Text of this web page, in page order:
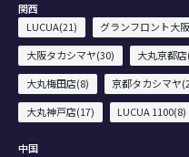
関西
LUCUA(21)
グランフロント大
大阪タカシマヤ(30)
大丸京都
大丸梅田店(8)
京都タカシマヤ
大丸神戸店(17)
LUCUA 1100(8)
中国